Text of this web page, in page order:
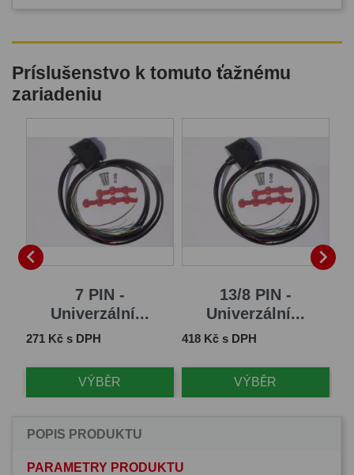
Príslušenstvo k tomuto ťažnému
zariadeniu

7 PIN -
Univerzální...
Cena
271 Kč s DPH
VÝBĚR
13/8 PIN -
Univerzální...
Cena
418 Kč s DPH
VÝBĚR

POPIS PRODUKTU
PARAMETRY PRODUKTU